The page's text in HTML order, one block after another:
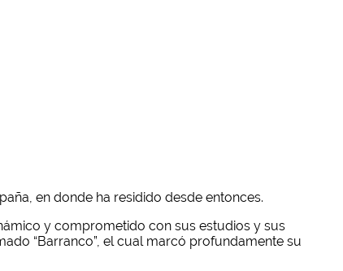
en donde ha residido desde entonces.
y comprometido con sus estudios y sus
“Barranco”, el cual marcó profundamente su